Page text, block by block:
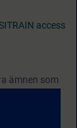
access
ämnen som